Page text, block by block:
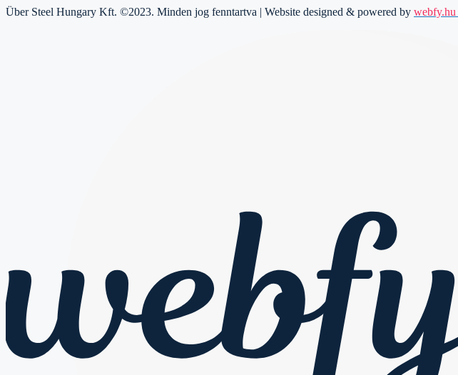
Über Steel Hungary Kft. ©2023. Minden jog fenntartva | Website designed & powered by webfy.hu